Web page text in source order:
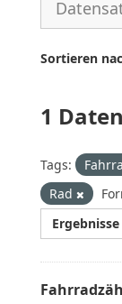
Sortieren
1
Tags:
Rad